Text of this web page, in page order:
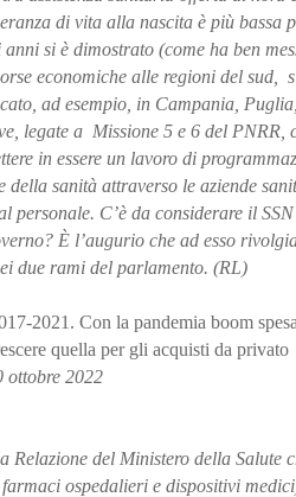
di vita alla nascita è più bassa
si è dimostrato (come ha ben
economiche alle regioni del sud,
ad esempio, in Campania,
legate a Missione 5 e 6 del
in essere un lavoro di
sanità attraverso le aziende
personale. C’è da considerare il
È l’augurio che ad esso
due rami del parlamento. (RL)
2021. Con la pandemia boom
quella per gli acquisti da privato
ottobre 2022
Relazione del Ministero della Salute
ospedalieri e dispositivi